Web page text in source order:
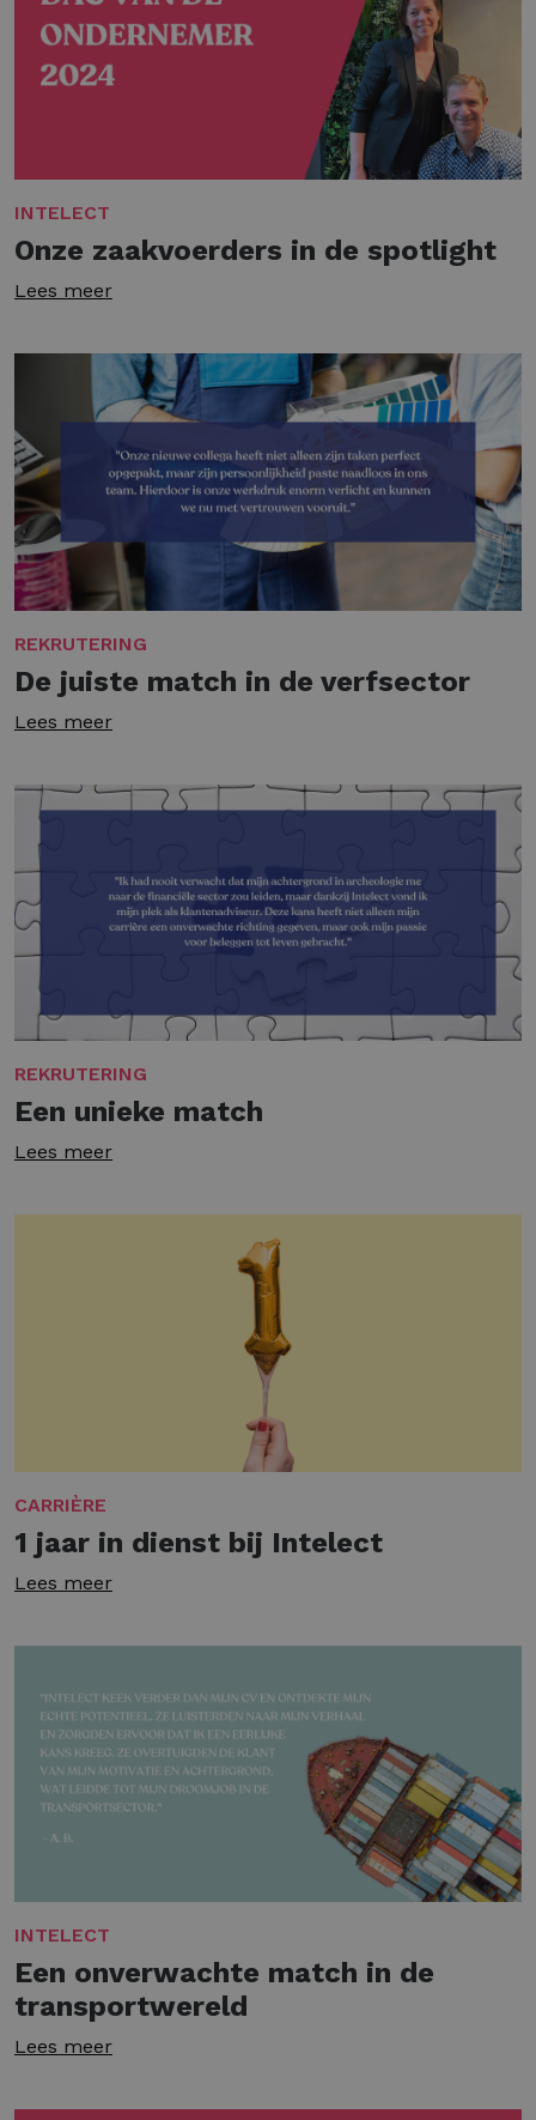
INTELECT
Onze zaakvoerders in de spotlight
Lees meer
REKRUTERING
De juiste match in de verfsector
Lees meer
REKRUTERING
Een unieke match
Lees meer
CARRIÈRE
1 jaar in dienst bij Intelect
Lees meer
INTELECT
Een onverwachte match in de
transportwereld
Lees meer